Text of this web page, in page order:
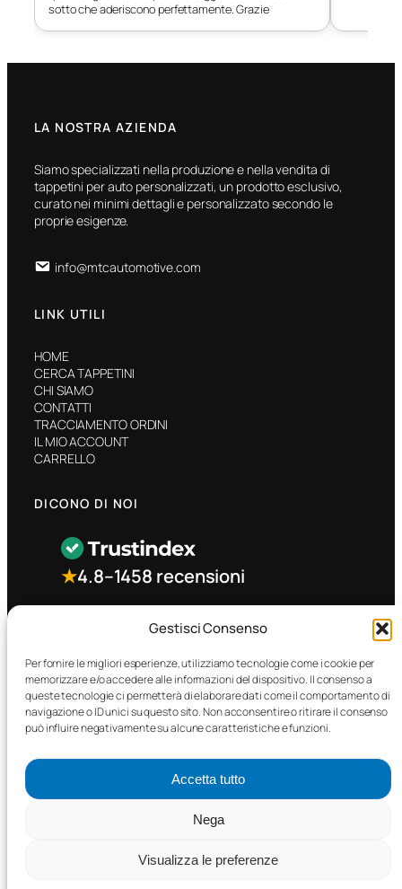
Gestisci Consenso
Per fornire le migliori esperienze, utilizziamo tecnologie come i cookie per
memorizzare e/o accedere alle informazioni del dispositivo. Il consenso a
queste tecnologie ci permetterà di elaborare dati come il comportamento di
navigazione o ID unici su questo sito. Non acconsentire o ritirare il consenso
può influire negativamente su alcune caratteristiche e funzioni.
Accetta tutto
Nega
Visualizza le preferenze
sotto che aderiscono perfettamente. Grazie
LA NOSTRA AZIENDA
Siamo specializzati nella produzione e nella vendita di
tappetini per auto personalizzati, un prodotto esclusivo,
curato nei minimi dettagli e personalizzato secondo le
proprie esigenze.
info@mtcautomotive.com
LINK UTILI
HOME
CERCA TAPPETINI
CHI SIAMO
CONTATTI
TRACCIAMENTO ORDINI
IL MIO ACCOUNT
CARRELLO
DICONO DI NOI
★4.8–1458 recensioni
CONTATTO RAPIDO
Facebook
©2025 MTC Automotive s.r.l. . Tutti i diritti riservati. – P.I.